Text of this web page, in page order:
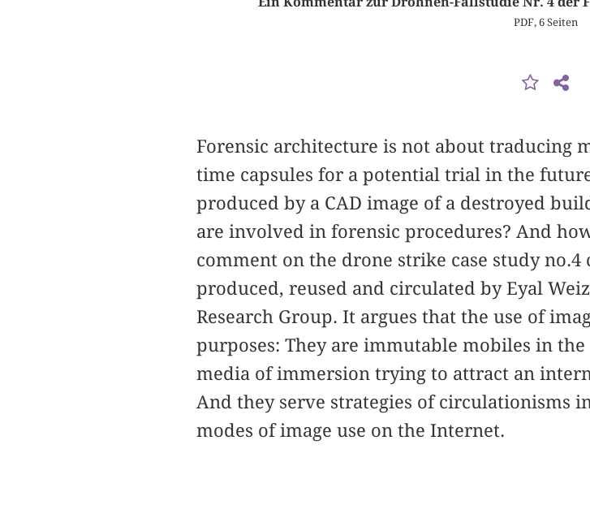
PDF, 6 Seiten
Forensic architecture is not about traducing
time capsules for a potential trial in the
produced by a CAD image of a destroyed
are involved in forensic procedures? And
comment on the drone strike case study
produced, reused and circulated by Eyal
Research Group. It argues that the use of
purposes: They are immutable mobiles in
media of immersion trying to attract an
And they serve strategies of circulationisms
modes of image use on the Internet.